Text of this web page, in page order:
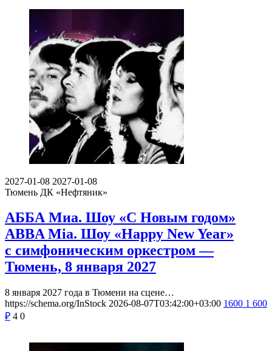
2027-01-08 2027-01-08
Тюмень ДК «Нефтяник»
АББА Миа. Шоу «С Новым годом»
ABBA Mia. Шоу «Happy New Year»
с симфоническим оркестром —
Тюмень, 8 января 2027
8 января 2027 года в Тюмени на сцене…
https://schema.org/InStock 2026-08-07T03:42:00+03:00 1600 1 600
₽ 4 0